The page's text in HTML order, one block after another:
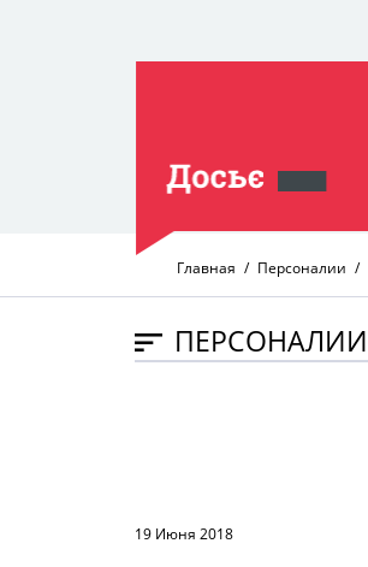
Главная Персоналии
ПЕРСОНАЛИИ
19 Июня 2018